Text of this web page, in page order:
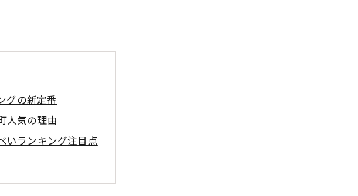
グの新定番
人気の理由
いランキング注目点
方を徹底解説
の傾向分析